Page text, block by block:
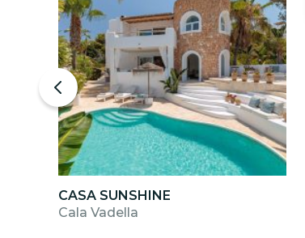
CASA SUNSHINE
Cala Vadella